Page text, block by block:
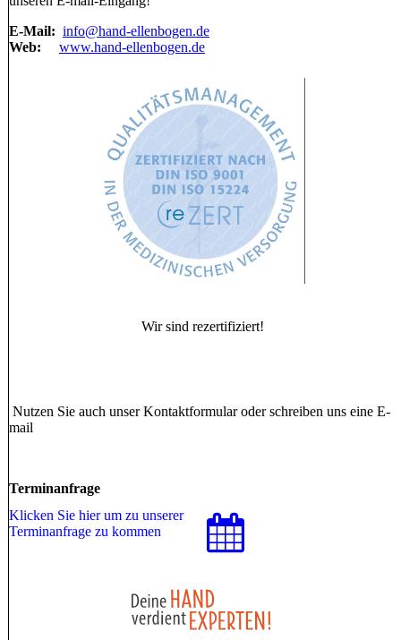
E-Mail: info@hand-ellenbogen.de
Web:
www.hand-ellenbogen.de
Wir sind rezertifiziert!
Nutzen Sie auch unser Kontaktformular oder schreiben uns eine E-
mail
Terminanfrage
Klicken Sie hier um zu unserer
Terminanfrage zu kommen